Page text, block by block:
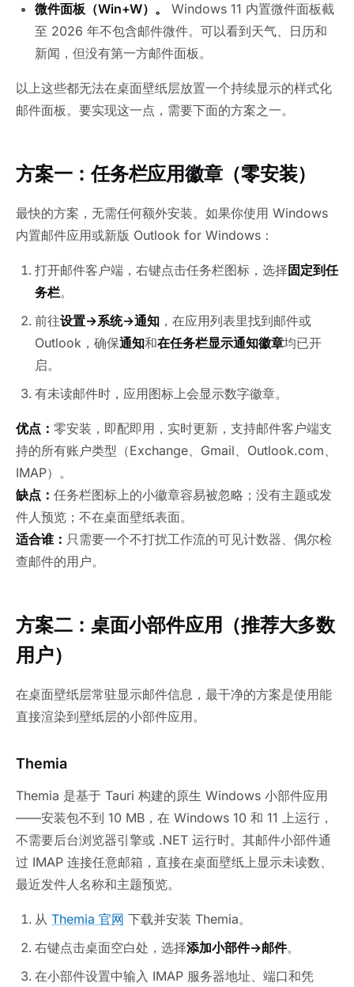
微件面板（Win+W）。
Windows 11 内置微件面板截
至 2026 年不包含邮件微件。可以看到天气、日历和
新闻，但没有第一方邮件面板。
以上这些都无法在桌面壁纸层放置一个持续显示的样式化
邮件面板。要实现这一点，需要下面的方案之一。
方案一：任务栏应用徽章（零安装）
最快的方案，无需任何额外安装。如果你使用 Windows
内置邮件应用或新版 Outlook for Windows：
打开邮件客户端，右键点击任务栏图标，选择 固定到任
务栏。
前往设置→系统→通知 ，在应用列表里找到邮件或
Outlook，确保通知和在任务栏显示通知徽章均已开
启。
有未读邮件时，应用图标上会显示数字徽章。
优点： 零安装，即配即用，实时更新，支持邮件客户端支
持的所有账户类型（Exchange、Gmail、Outlook.com、
IMAP）。
缺点： 任务栏图标上的小徽章容易被忽略；没有主题或发
件人预览；不在桌面壁纸表面。
适合谁： 只需要一个不打扰工作流的可见计数器、偶尔检
查邮件的用户。
方案二：桌面小部件应用（推荐大多数
用户）
在桌面壁纸层常驻显示邮件信息，最干净的方案是使用能
直接渲染到壁纸层的小部件应用。
Themia
Themia 是基于 Tauri 构建的原生 Windows 小部件应用
——安装包不到 10 MB，在 Windows 10 和 11 上运行，
不需要后台浏览器引擎或 .NET 运行时。其邮件小部件通
过 IMAP 连接任意邮箱，直接在桌面壁纸上显示未读数、
最近发件人名称和主题预览。
从 Themia 官网 下载并安装 Themia。
右键点击桌面空白处，选择添加小部件→邮件。
在小部件设置中输入 IMAP 服务器地址、端口和凭